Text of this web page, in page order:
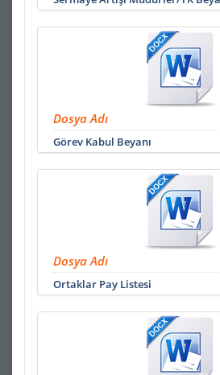
Dosya Adı
Görev Kabul Beyanı
Dosya Adı
Ortaklar Pay Listesi